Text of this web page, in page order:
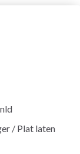
/ Plat laten